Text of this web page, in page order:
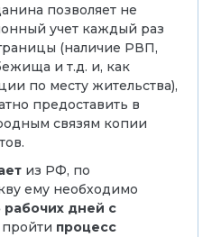
позволяет не
учет каждый раз
(наличие РВП,
и т.д. и, как
по месту жительства),
предоставить в
связям копии
из РФ, по
ему необходимо
рабочих дней с
пройти процесс